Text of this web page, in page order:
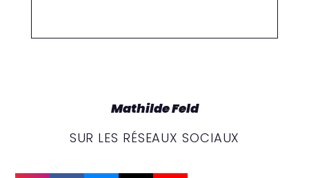
Mathilde Feld
SUR LES RÉSEAUX SOCIAUX